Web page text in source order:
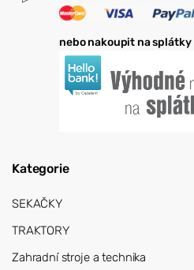
nebo nakoupit na splátky
Kategorie
SEKAČKY
TRAKTORY
Zahradní stroje a technika